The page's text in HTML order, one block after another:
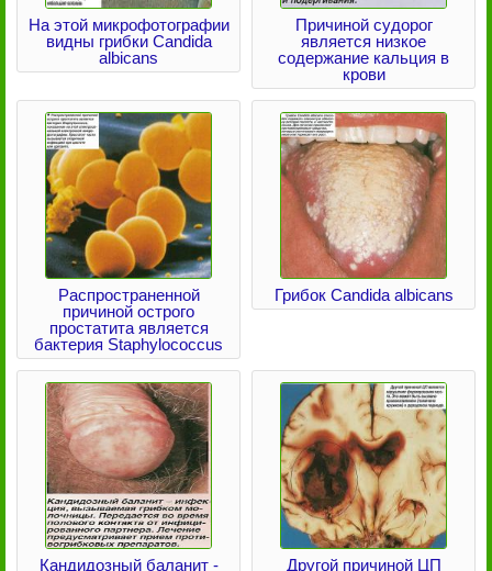
На этой микрофотографии
видны грибки Candida
albicans
Причиной судорог
является низкое
содержание кальция в
крови
Распространенной
причиной острого
простатита является
бактерия Staphylococcus
Грибок Candida albicans
Кандидозный баланит - Другой причиной ЦП